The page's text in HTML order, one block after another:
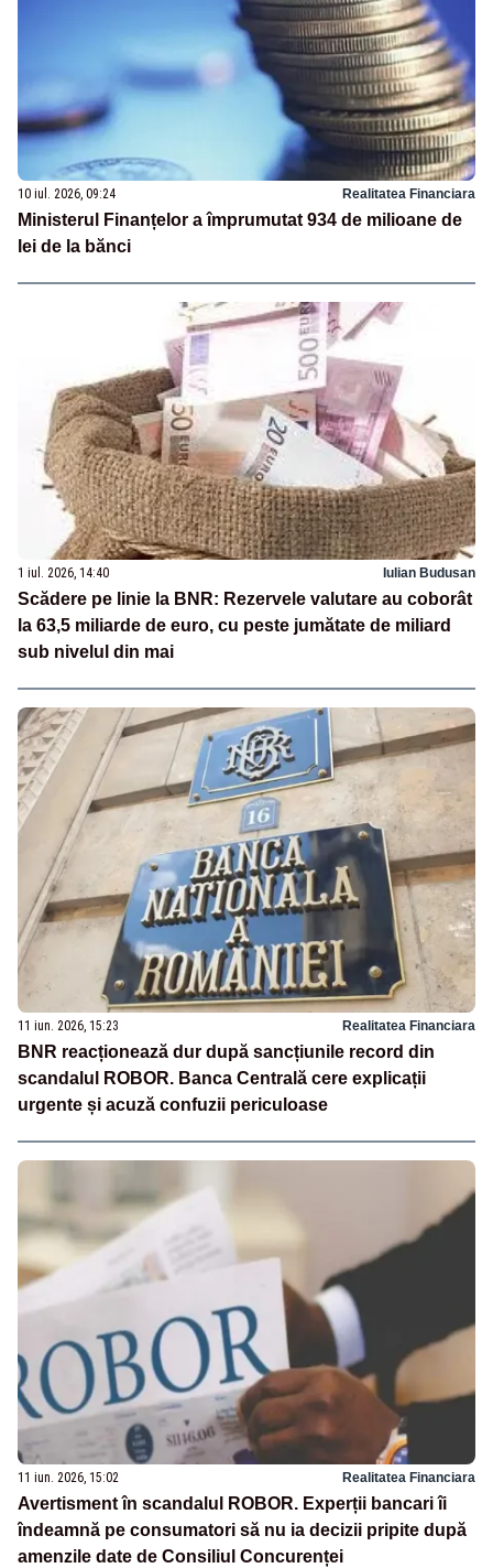
10 iul. 2026, 09:24 Realitatea Financiara
Ministerul Finanțelor a împrumutat 934 de milioane de
lei de la bănci
1 iul. 2026, 14:40 Iulian Budusan
Scădere pe linie la BNR: Rezervele valutare au coborât
la 63,5 miliarde de euro, cu peste jumătate de miliard
sub nivelul din mai
11 iun. 2026, 15:23 Realitatea Financiara
BNR reacționează dur după sancțiunile record din
scandalul ROBOR. Banca Centrală cere explicații
urgente și acuză confuzii periculoase
11 iun. 2026, 15:02 Realitatea Financiara
Avertisment în scandalul ROBOR. Experții bancari îi
îndeamnă pe consumatori să nu ia decizii pripite după
amenzile date de Consiliul Concurenței